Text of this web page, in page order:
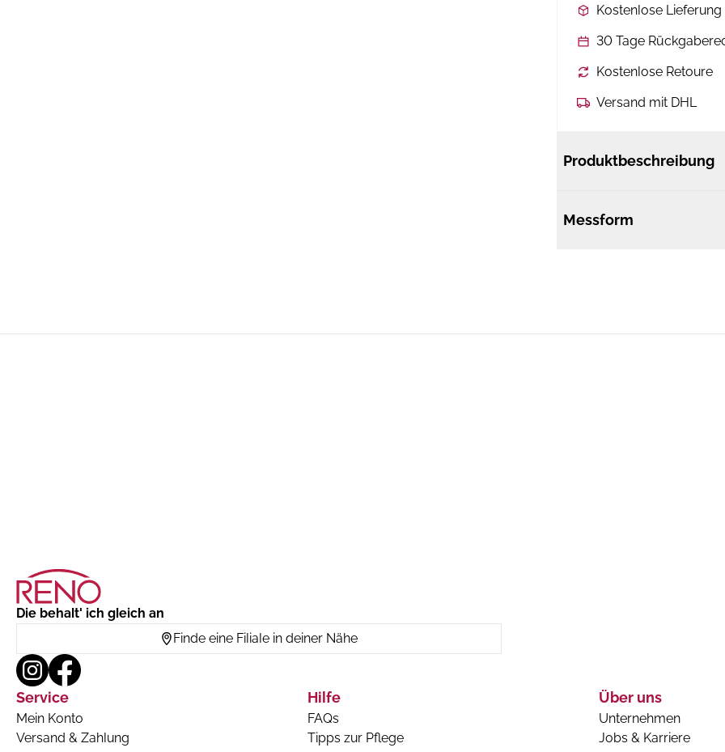
Kostenlose
30 Tage
Kostenlose Retoure
Versand mit DHL
Produktbeschreibung
Messform
Die behalt' ich gleich an
Finde eine Filiale in deiner Nähe
Service
Mein Konto
Versand & Zahlung
Hilfe
FAQs
Tipps zur Pflege
Über uns
Unternehmen
Jobs & Karriere